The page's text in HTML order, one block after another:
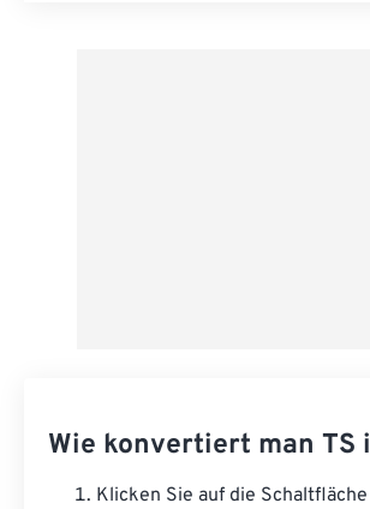
Wie konvertiert man TS
Klicken Sie auf die Schaltfläche